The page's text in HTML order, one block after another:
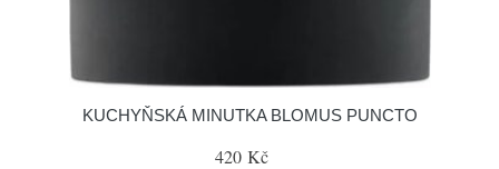
KUCHYŇSKÁ MINUTKA BLOMUS PUNCTO
420 Kč